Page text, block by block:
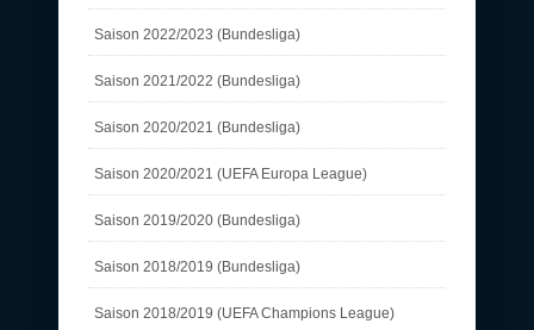
Saison 2022/2023 (Bundesliga)
Saison 2021/2022 (Bundesliga)
Saison 2020/2021 (Bundesliga)
Saison 2020/2021 (UEFA Europa League)
Saison 2019/2020 (Bundesliga)
Saison 2018/2019 (Bundesliga)
Saison 2018/2019 (UEFA Champions League)